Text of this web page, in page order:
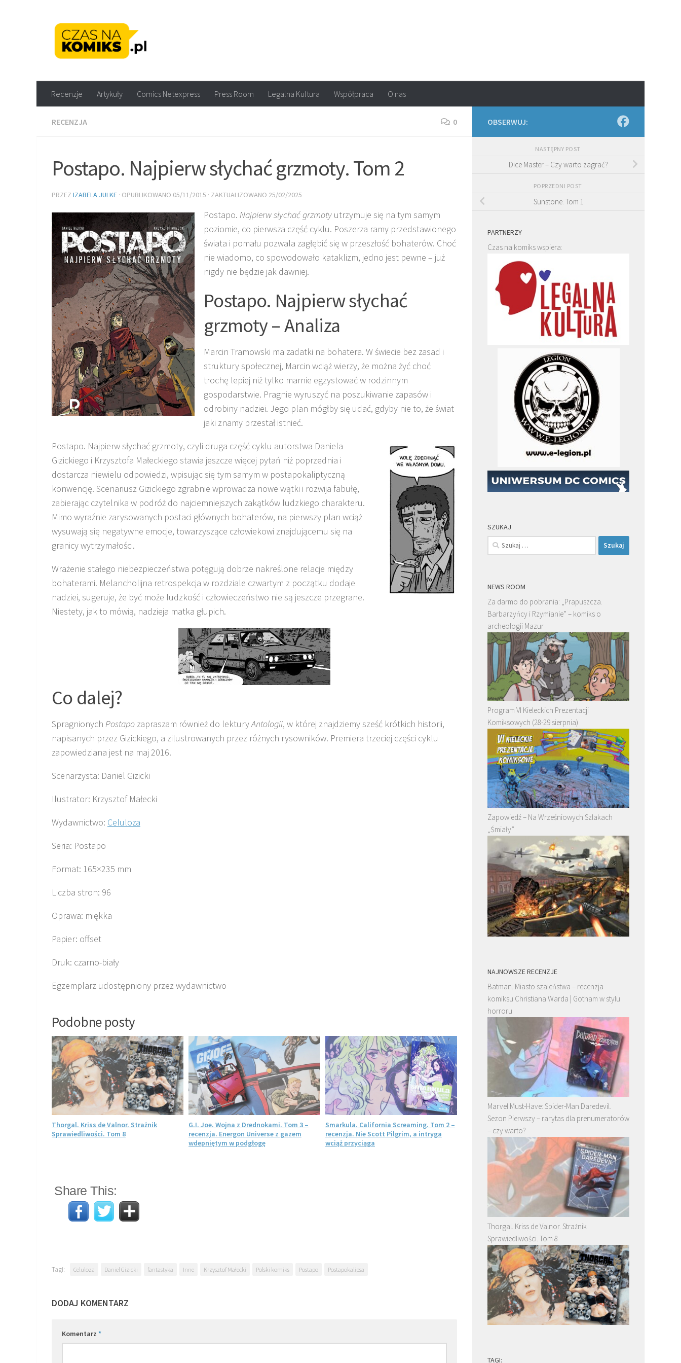
Recenzje Artykuły Comics Netexpress Press Room Legalna Kultura Współpraca O nas
RECENZJA 0
Postapo. Najpierw słychać grzmoty. Tom 2
PRZEZ IZABELA JULKE · OPUBLIKOWANO 05/11/2015 · ZAKTUALIZOWANO 25/02/2025
Postapo. Najpierw słychać grzmoty utrzymuje się na tym samym
poziomie, co pierwsza część cyklu. Poszerza ramy przedstawionego
świata i pomału pozwala zagłębić się w przeszłość bohaterów. Choć
nie wiadomo, co spowodowało kataklizm, jedno jest pewne – już
nigdy nie będzie jak dawniej.
Postapo. Najpierw słychać
grzmoty – Analiza
Marcin Tramowski ma zadatki na bohatera. W świecie bez zasad i
struktury społecznej, Marcin wciąż wierzy, że można żyć choć
trochę lepiej niż tylko marnie egzystować w rodzinnym
gospodarstwie. Pragnie wyruszyć na poszukiwanie zapasów i
odrobiny nadziei. Jego plan mógłby się udać, gdyby nie to, że świat
jaki znamy przestał istnieć.
Postapo. Najpierw słychać grzmoty, czyli druga część cyklu autorstwa Daniela
Gizickiego i Krzysztofa Małeckiego stawia jeszcze więcej pytań niż poprzednia i
dostarcza niewielu odpowiedzi, wpisując się tym samym w postapokaliptyczną
konwencję. Scenariusz Gizickiego zgrabnie wprowadza nowe wątki i rozwija fabułę,
zabierając czytelnika w podróż do najciemniejszych zakątków ludzkiego charakteru.
Mimo wyraźnie zarysowanych postaci głównych bohaterów, na pierwszy plan wciąż
wysuwają się negatywne emocje, towarzyszące człowiekowi znajdującemu się na
granicy wytrzymałości.
Wrażenie stałego niebezpieczeństwa potęgują dobrze nakreślone relacje między
bohaterami. Melancholijna retrospekcja w rozdziale czwartym z początku dodaje
nadziei, sugeruje, że być może ludzkość i człowieczeństwo nie są jeszcze przegrane.
Niestety, jak to mówią, nadzieja matka głupich.
Co dalej?
Spragnionych Postapo zapraszam również do lekturyAntologii, w której znajdziemy sześć krótkich historii,
napisanych przez Gizickiego, a zilustrowanych przez różnych rysowników. Premiera trzeciej części cyklu
zapowiedziana jest na maj 2016.
Scenarzysta: Daniel Gizicki
Ilustrator: Krzysztof Małecki
Wydawnictwo: Celuloza
Seria: Postapo
Format: 165×235 mm
Liczba stron: 96
Oprawa: miękka
Papier: offset
Druk: czarno-biały
Egzemplarz udostępniony przez wydawnictwo
Podobne posty
Thorgal. Kriss de Valnor. Strażnik
Sprawiedliwości. Tom 8
G.I. Joe. Wojna z Drednokami. Tom 3 –
recenzja. Energon Universe z gazem
wdepniętym w podgłogę
Smarkula. California Screaming. Tom 2 –
recenzja. Nie Scott Pilgrim, a intryga
wciąż przyciąga
Cauchon albo człowiek który zabił
Joannę d’Arc
Share This:
Tagi: Celuloza Daniel Gizicki fantastyka Inne Krzysztof Małecki Polski komiks Postapo Postapokalipsa
DODAJ KOMENTARZ
Komentarz *
OBSERWUJ:
NASTĘPNY POST
Dice Master – Czy warto zagrać?
POPRZEDNI POST
Sunstone. Tom 1
PARTNERZY
Czas na komiks wspiera:
SZUKAJ
Szukaj:
NEWS ROOM
Za darmo do pobrania: „Prapuszcza.
Barbarzyńcy i Rzymianie” – komiks o
archeologii Mazur
Program VI Kieleckich Prezentacji
Komiksowych (28-29 sierpnia)
Zapowiedź – Na Wrześniowych Szlakach
„Śmiały”
NAJNOWSZE RECENZJE
Batman. Miasto szaleństwa – recenzja
komiksu Christiana Warda | Gotham w stylu
horroru
Marvel Must-Have: Spider-Man Daredevil.
Sezon Pierwszy – rarytas dla prenumeratorów
– czy warto?
Thorgal. Kriss de Valnor. Strażnik
Sprawiedliwości. Tom 8
TAGI: